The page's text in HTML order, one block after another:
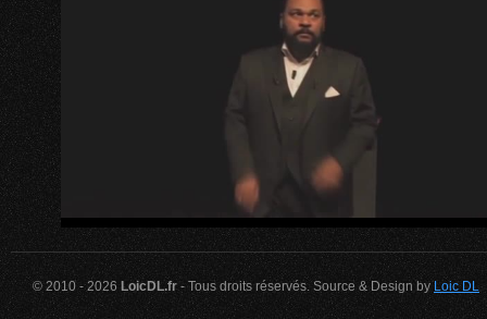
© 2010 - 2026 LoicDL.fr- Tous droits réservés. Source & Design byLoic DL